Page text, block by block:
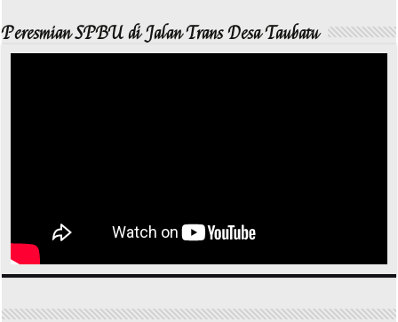
Peresmian SPBU di Jalan Trans Desa Taubatu